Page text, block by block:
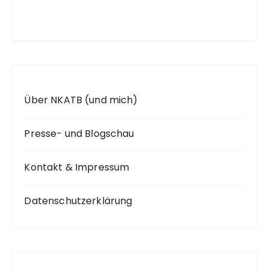
Über NKATB (und mich)
Presse- und Blogschau
Kontakt & Impressum
Datenschutzerklärung